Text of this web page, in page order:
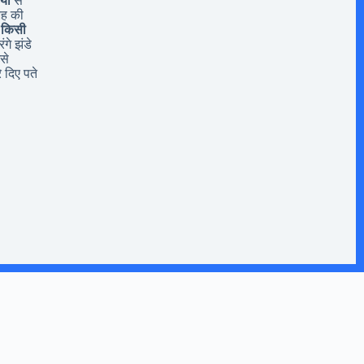
की
झंडे
पते